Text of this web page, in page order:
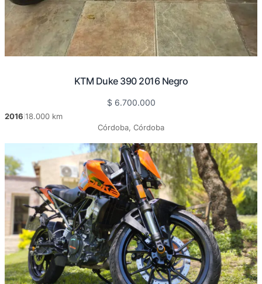
KTM Duke 390 2016 Negro
$ 6.700.000
2016 18.000 km
Córdoba, Córdoba